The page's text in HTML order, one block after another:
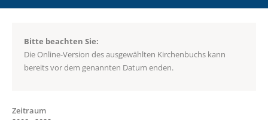
Bitte beachten Sie:
Die Online-Version des ausgewählten Kirchenbuchs kann
bereits vor dem genannten Datum enden.
Zeitraum